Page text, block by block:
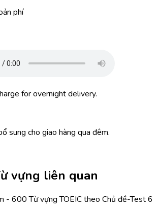
phí
for overnight delivery.
sung cho giao hàng qua đêm.
vựng liên quan